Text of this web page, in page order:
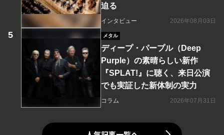
迫る
インタビュー 2026年08月03日
メタル
ディープ・パープル（Deep
Purple）の素晴らしい新作
『SPLAT!』に聴く、来日公演
でも実証した新体制の実力
コラム 2026年07月31日